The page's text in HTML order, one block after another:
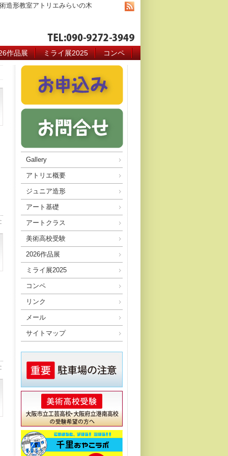
造形教室アトリエみらいの木
作品展 ミライ展2025 コンペ
Gallery
アトリエ概要
ジュニア造形
アート基礎
アートクラス
美術高校受験
2026作品展
ミライ展2025
コンペ
リンク
メール
サイトマップ